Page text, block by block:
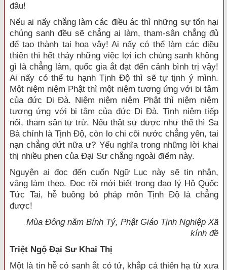
đâu!
Nếu ai nấy chẳng làm các điều ác thì những sự tổn hại
chúng sanh đều sẽ chẳng ai làm, tham-sân chẳng đủ
để tạo thành tai họa vậy! Ai nấy có thể làm các điều
thiện thì hết thảy những việc lợi ích chúng sanh không
gì là chẳng làm, quốc gia ắt đạt đến cảnh bình trị vậy!
Ai nấy có thể tu hạnh Tịnh Ðộ thì sẽ tự tịnh ý mình.
Một niệm niệm Phật thì một niệm tương ứng với bi tâm
của đức Di Ðà. Niệm niệm niệm Phật thì niệm niệm
tương ứng với bi tâm của đức Di Ðà. Tịnh niệm tiếp
nối, tham sân tự trừ. Nếu thật sự được như thế thì Sa
Bà chính là Tịnh Ðộ, còn lo chi cõi nước chẳng yên, tai
nạn chẳng dứt nữa ư? Yếu nghĩa trong những lời khai
thị nhiều phen của Ðại Sư chẳng ngoài điểm này.
Nguyện ai đọc đến cuốn Ngữ Lục này sẽ tin nhận,
vâng làm theo. Ðọc rồi mới biết trong đạo lý Hộ Quốc
Tức Tai, hễ buông bỏ pháp môn Tịnh Ðộ là chẳng
được!
Mùa Ðông năm Bính Tý, Phật Giáo Tịnh Nghiệp Xã
kính đề
Triệt Ngộ Ðại Sư Khai Thị
Một là tin hễ có sanh ắt có tử, khắp cả thiên hạ từ xưa